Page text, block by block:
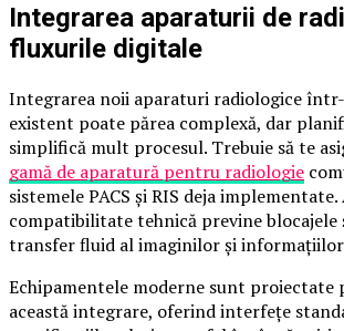
Integrarea aparaturii de
fluxurile digitale
Integrarea noii aparaturi radiologice
existent poate părea complexă, dar
simplifică mult procesul. Trebuie să te
gamă de aparatură pentru radiologie
sistemele PACS și RIS deja implementate.
compatibilitate tehnică previne blocajele
transfer fluid al imaginilor și
Echipamentele moderne sunt proiectate
această integrare, oferind interfețe